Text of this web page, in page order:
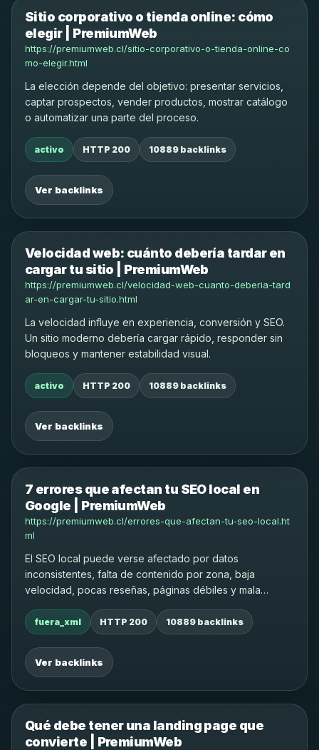
Sitio corporativo o tienda online: cómo
elegir | PremiumWeb
https://premiumweb.cl/sitio-corporativo-o-tienda-online-co
mo-elegir.html
La elección depende del objetivo: presentar servicios,
captar prospectos, vender productos, mostrar catálogo
o automatizar una parte del proceso.
activo HTTP 200 10889 backlinks
Ver backlinks
Velocidad web: cuánto debería tardar en
cargar tu sitio | PremiumWeb
https://premiumweb.cl/velocidad-web-cuanto-deberia-tard
ar-en-cargar-tu-sitio.html
La velocidad influye en experiencia, conversión y SEO.
Un sitio moderno debería cargar rápido, responder sin
bloqueos y mantener estabilidad visual.
activo HTTP 200 10889 backlinks
Ver backlinks
7 errores que afectan tu SEO local en
Google | PremiumWeb
https://premiumweb.cl/errores-que-afectan-tu-seo-local.ht
ml
El SEO local puede verse afectado por datos
inconsistentes, falta de contenido por zona, baja
velocidad, pocas reseñas, páginas débiles y mala
fuera_xml HTTP 200 10889 backlinks
Ver backlinks
Qué debe tener una landing page que
convierte | PremiumWeb